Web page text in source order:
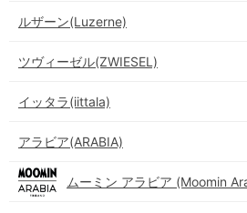
ルザーン(Luzerne)
ツヴィーゼル(ZWIESEL)
イッタラ(iittala)
アラビア(ARABIA)
ムーミン アラビア (Moomin